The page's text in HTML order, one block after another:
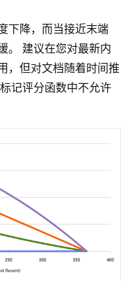
下降，而当接近末端
。 建议在您对最新内
，但对文档随着时间推
记评分函数中不允许